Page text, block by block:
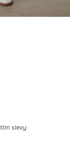
slevy: